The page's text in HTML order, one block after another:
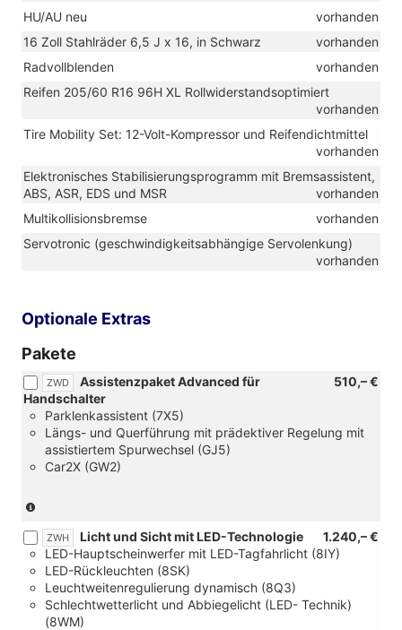
HU/AU neu
vorhanden
16 Zoll Stahlräder 6,5 J x 16, in Schwarz
vorhanden
Radvollblenden
vorhanden
Reifen 205/60 R16 96H XL Rollwiderstandsoptimiert
vorhanden
Tire Mobility Set: 12-Volt-Kompressor und Reifendichtmittel
vorhanden
Elektronisches Stabilisierungsprogramm mit Bremsassistent,
ABS, ASR, EDS und MSR
vorhanden
Multikollisionsbremse
vorhanden
Servotronic (geschwindigkeitsabhängige Servolenkung)
vorhanden
Optionale Extras
Pakete
ZWD 510,– €
Assistenzpaket Advanced für
Handschalter
Parklenkassistent (7X5)
Längs- und Querführung mit prädektiver Regelung mit
assistiertem Spurwechsel (GJ5)
Car2X (GW2)
Verbindung
mit
Handschalter)
ZWH 1.240,– €
Licht und Sicht mit LED-Technologie
LED-Hauptscheinwerfer mit LED-Tagfahrlicht (8IY)
LED-Rückleuchten (8SK)
Leuchtweitenregulierung dynamisch (8Q3)
Schlechtwetterlicht und Abbiegelicht (LED- Technik)
(8WM)